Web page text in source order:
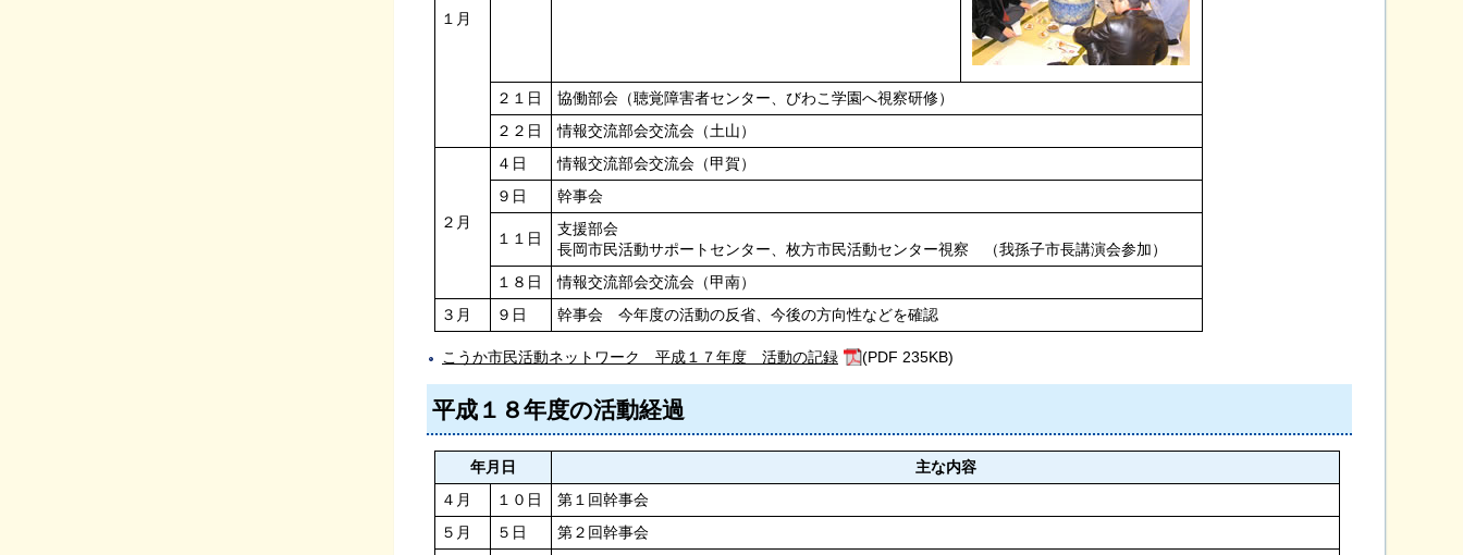
１月
２１日
協働部会（聴覚障害者センター、びわこ学園へ視察研修）
２２日
情報交流部会交流会（土山）
２月
４日
情報交流部会交流会（甲賀）
９日
幹事会
１１日
支援部会
長岡市民活動サポートセンター、枚方市民活動センター視察 （我孫子市長講演会参加）
１８日
情報交流部会交流会（甲南）
３月
９日 幹事会 今年度の活動の反省、今後の方向性などを確認
こうか市民活動ネットワーク 平成１７年度 活動の記録 (PDF 235KB)
平成１８年度の活動経過
年月日
主な内容
４月
１０日
第１回幹事会
５月
５日
第２回幹事会